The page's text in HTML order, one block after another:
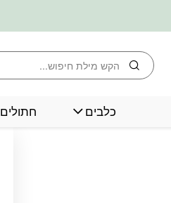
חיפוש
כלבים חתולים